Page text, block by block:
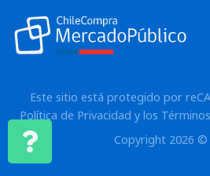
Este sitio está protegido por
Política de Privacidad y los
Copyright 2026 ©